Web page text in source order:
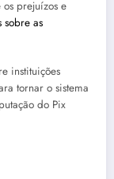
prejuízos e
sobre as
instituições
tornar o sistema
do Pix